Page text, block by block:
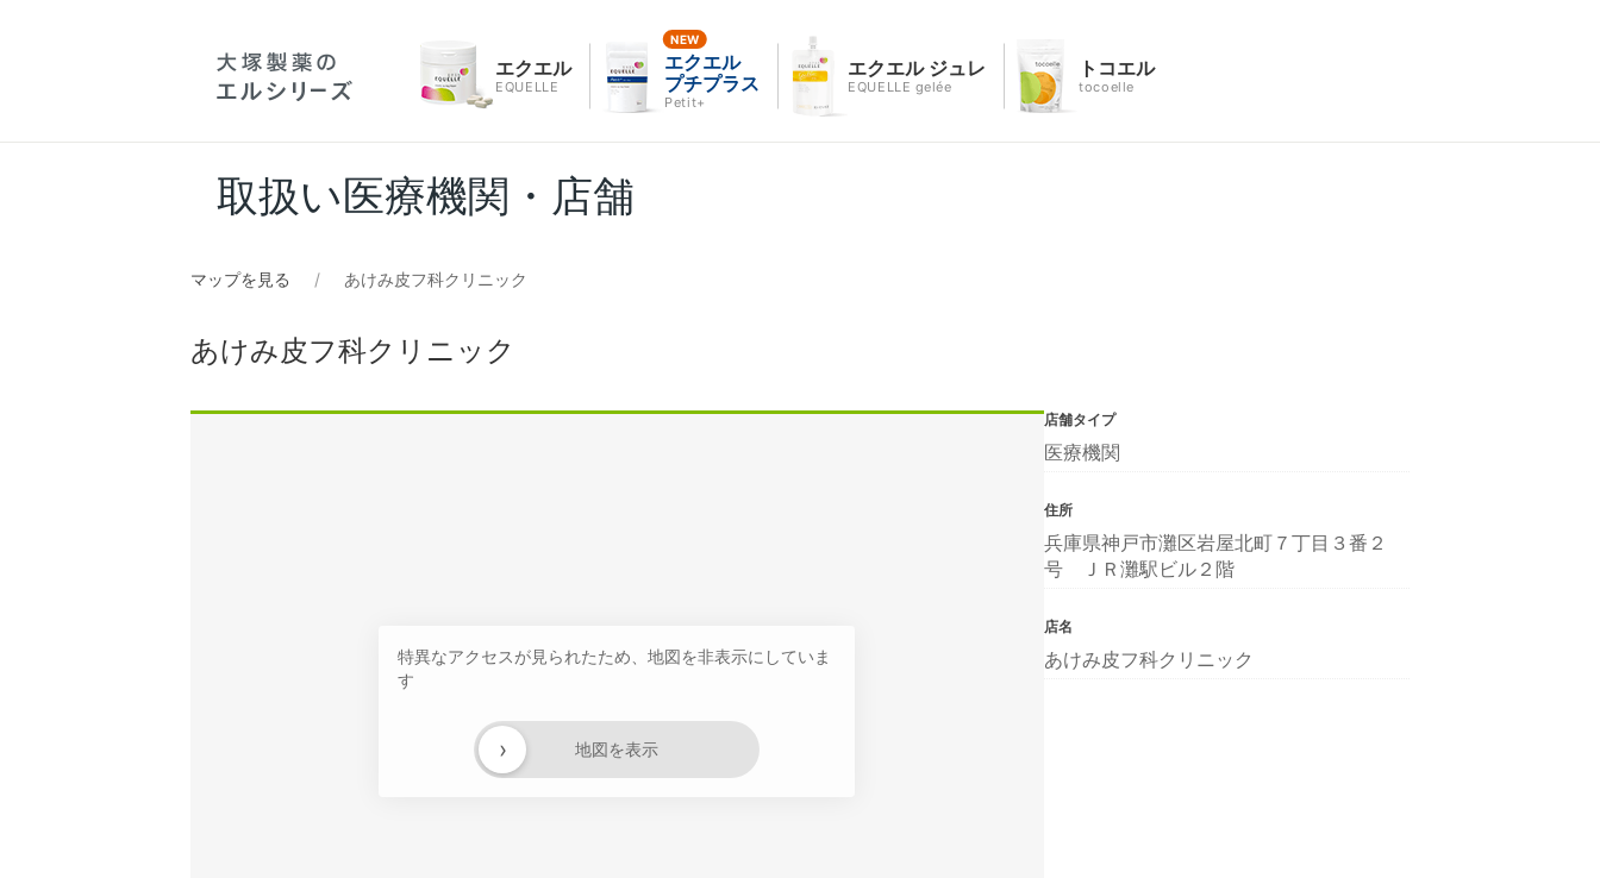
エクエル
EQUELLE
エクエル
プチプラス
Petit+
エクエル ジュレ
EQUELLE gelée
トコエル
tocoelle
取扱い医療機関・店舗
マップを見る あけみ皮フ科クリニック
あけみ皮フ科クリニック
特異なアクセスが見られたため、地図を非表示にしていま
す
地図を表示
›
店舗タイプ
医療機関
住所
兵庫県神戸市灘区岩屋北町７丁目３番２
号 ＪＲ灘駅ビル２階
店名
あけみ皮フ科クリニック